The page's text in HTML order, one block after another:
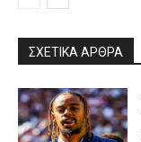
ΣΧΕΤΙΚΆ ΆΡΘΡΑ